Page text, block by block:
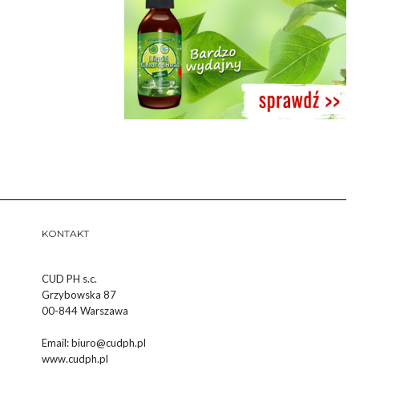
KONTAKT
CUD PH s.c.
Grzybowska 87
00-844 Warszawa
Email:biuro@cudph.pl
www.cudph.pl